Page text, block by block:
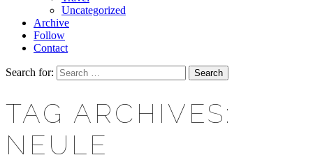
Uncategorized
Archive
Follow
Contact
Search for:
TAG ARCHIVES:
NEULE